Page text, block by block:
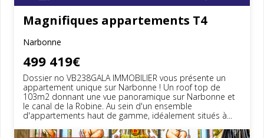
Magnifiques appartements T4
Narbonne
499 419€
Dossier no VB238GALA IMMOBILIER vous présente un
appartement unique sur Narbonne ! Un roof top de
103m2 donnant une vue panoramique sur Narbonne et
le canal de la Robine. Au sein d'un ensemble
d'appartements haut de gamme, idéalement situés à...